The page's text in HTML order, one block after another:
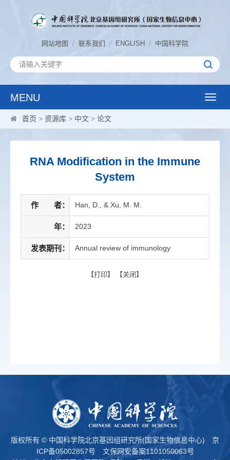
网站地图 / 联系我们 / ENGLISH / 中国科学院
MENU
Toggle
首页 > 资源库 > 中文 > 论文
RNA Modification in the Immune
System
作 者： Han, D., & Xu, M. M.
年： 2023
发表期刊： Annual review of immunology
【打印】 【关闭 】
版权所有 © 中国科学院北京基因组研究所(国家生物信息中心) 京
ICP备05002857号
文保网安备案1101050063号